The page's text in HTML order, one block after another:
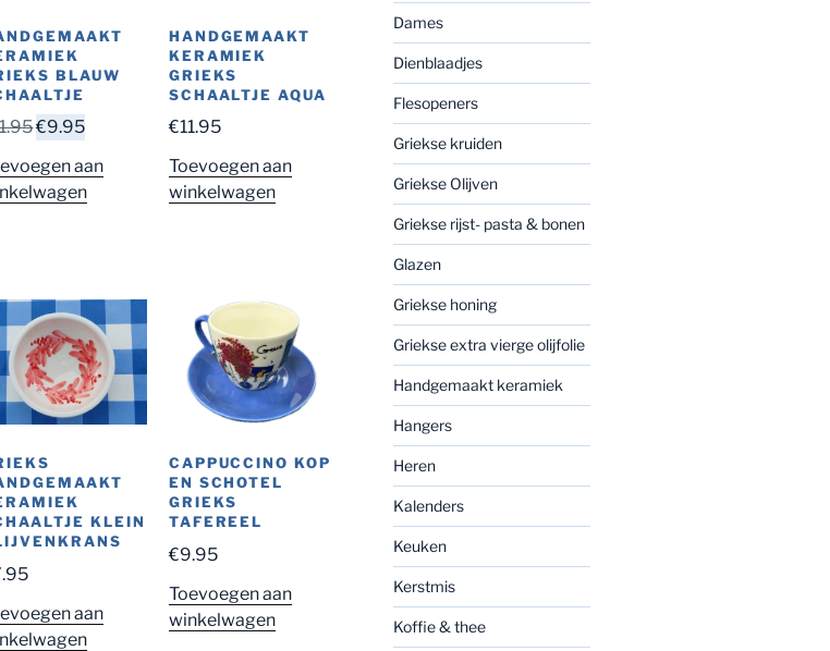
BLAUW
Oorspronkelijke
was:
€11.95.
€9.95Huidige
is:
€9.95.
aan
HANDGEMAAKT
KERAMIEK
GRIEKS
SCHAALTJE AQUA
€11.95
Toevoegen aan
winkelwagen
KLEIN
aan
CAPPUCCINO KOP
EN SCHOTEL
GRIEKS
TAFEREEL
€9.95
Toevoegen aan
winkelwagen
Dames
Dienblaadjes
Flesopeners
Griekse kruiden
Griekse Olijven
Griekse rijst- pasta & bonen
Glazen
Griekse honing
Griekse extra vierge olijfolie
Handgemaakt keramiek
Hangers
Heren
Kalenders
Keuken
Kerstmis
Koffie & thee